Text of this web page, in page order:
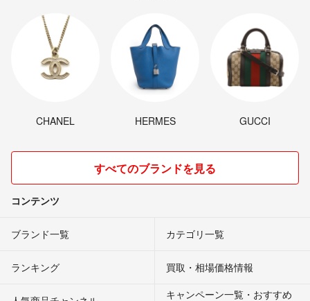
CHANEL HERMES GUCCI
すべてのブランドを見る
コンテンツ
ブランド一覧 カテゴリ一覧
ランキング 買取・相場価格情報
キャンペーン一覧・おすすめ